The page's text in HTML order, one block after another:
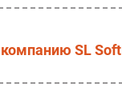
SL Soft